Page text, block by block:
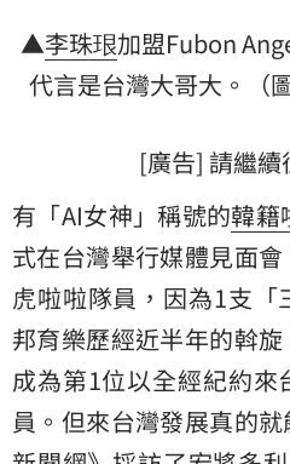
▲李珠珢加盟Fubon
代言是台灣大哥大。（
[廣告] 請繼
有「AI女神」稱號的韓籍
式在台灣舉行媒體見面
虎啦啦隊員，因為1支「
邦育樂歷經近半年的斡旋
成為第1位以全經紀約
員。但來台灣發展真的